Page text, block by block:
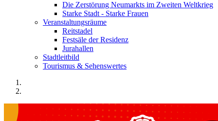
Die Zerstörung Neumarkts im Zweiten Weltkrieg
Starke Stadt - Starke Frauen
Veranstaltungsräume
Reitstadel
Festsäle der Residenz
Jurahallen
Stadtleitbild
Tourismus & Sehenswertes